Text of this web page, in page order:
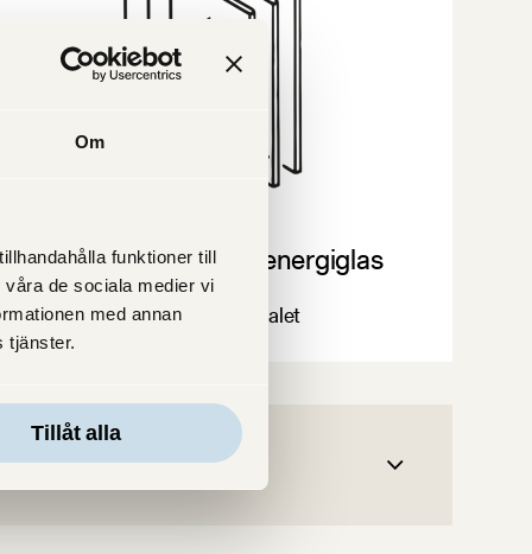
Om
funktioner till
de sociala medier vi
med annan
tjänster.
Tillåt alla
3-glasfönster med energiglas
Vanligt från 90-talet